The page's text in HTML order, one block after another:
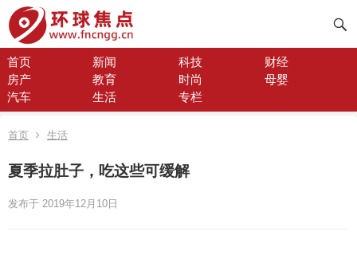
首页 新闻 科技
财经
房产
教育 时尚
母婴
汽车
生活 专栏
首页 生活
夏季拉肚子，吃这些可缓解
发布于 2019年12月10日